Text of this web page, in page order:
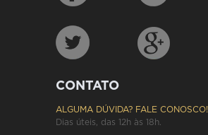
CONTATO
ALGUMA DÚVIDA? FALE CONOSCO!
Dias úteis, das 12h às 18h.